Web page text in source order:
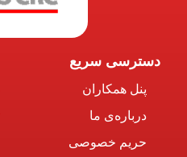
دسترسی سریع
پنل همکاران
درباره‌ی ما
حریم خصوصی